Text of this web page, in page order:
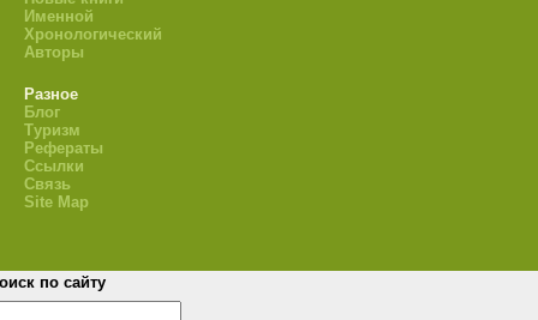
Именной
Хронологический
Авторы
Разное
Блог
Туризм
Рефераты
Ссылки
Связь
Site Map
по сайту